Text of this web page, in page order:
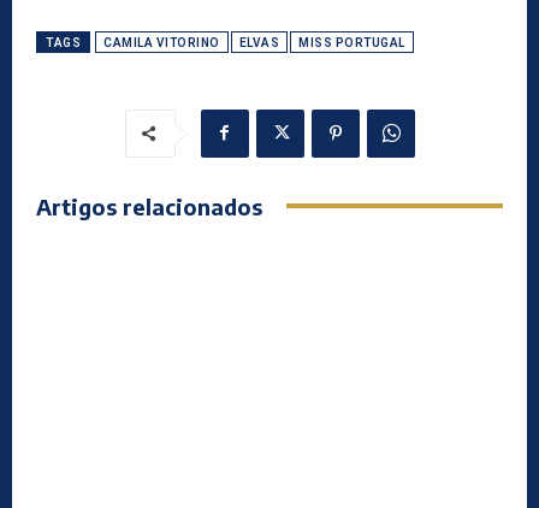
TAGS CAMILA VITORINO ELVAS MISS PORTUGAL
Artigos relacionados